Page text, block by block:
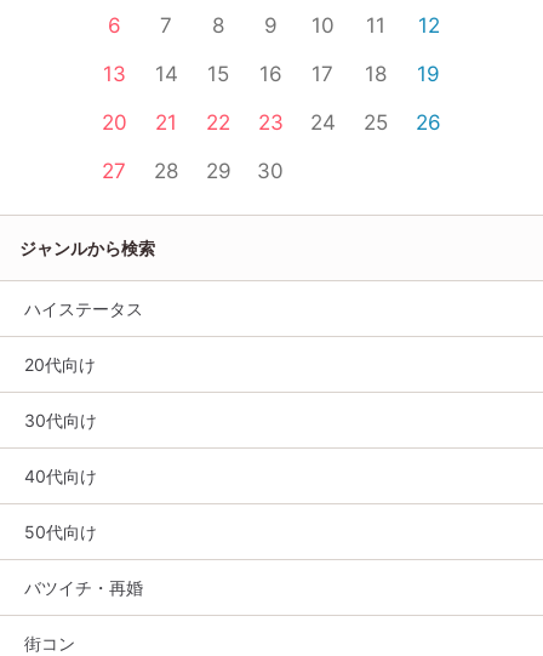
6
7 8 9 10 11
12
13
14 15 16 17 18
19
20
21 22 23 24 25
26
27
28 29 30
ジャンルから検索
ハイステータス
20代向け
30代向け
40代向け
50代向け
バツイチ・再婚
街コン